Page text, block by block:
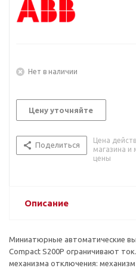
Нет в наличии
Цену уточняйте
Поделиться
Цена
магазина и
цены
Описание
Миниатюрные автоматические
Compact S200P ограничивают
механизма отключения: